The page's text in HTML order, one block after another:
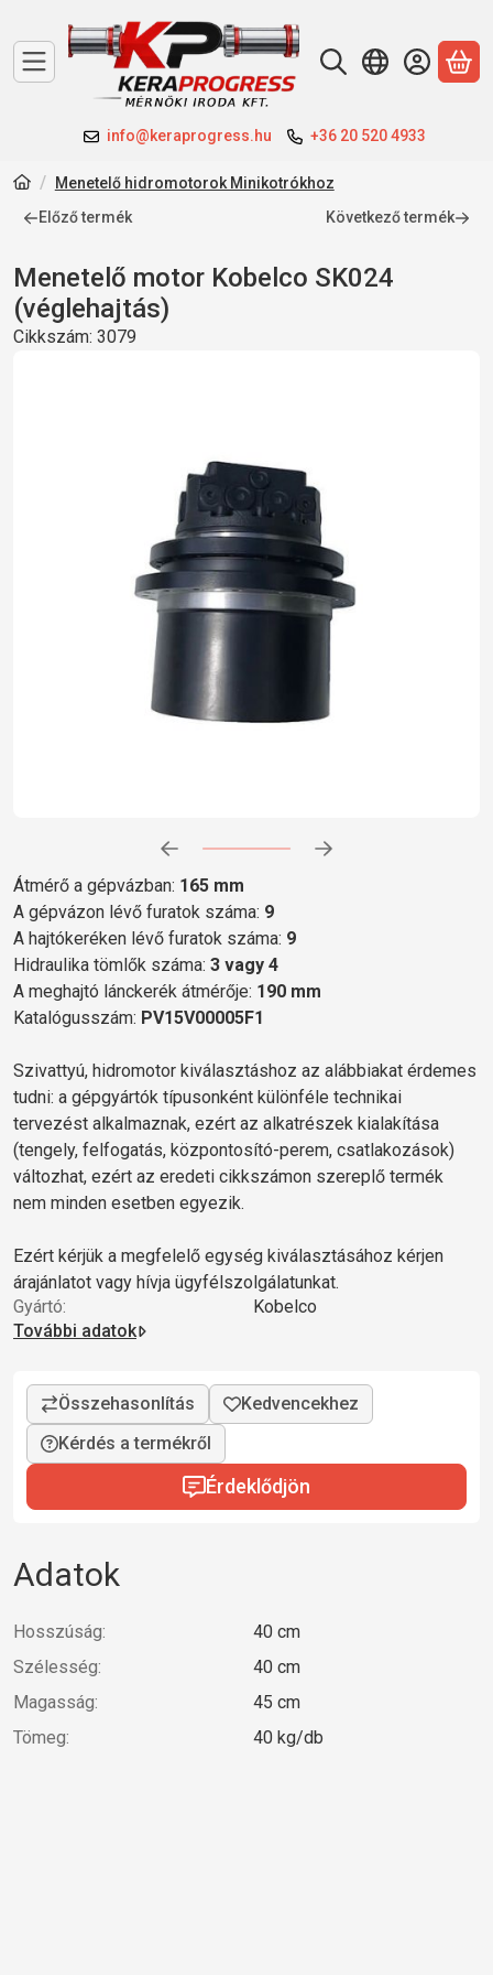
info@keraprogress.hu +36 20 520 4933
A
Menetelő hidromotorok Minikotrókhoz
Előző termék
Következő termék
Menetelő motor Kobelco SK024
(véglehajtás)
Cikkszám: 3079
Átmérő a gépvázban: 165 mm
A gépvázon lévő furatok száma: 9
A hajtókeréken lévő furatok száma: 9
Hidraulika tömlők száma: 3 vagy 4
A meghajtó lánckerék átmérője: 190 mm
Katalógusszám: PV15V00005F1
Szivattyú, hidromotor kiválasztáshoz az alábbiakat érdemes
tudni: a gépgyártók típusonként különféle technikai
tervezést alkalmaznak, ezért az alkatrészek kialakítása
(tengely, felfogatás, központosító-perem, csatlakozások)
változhat, ezért az eredeti cikkszámon szereplő termék
nem minden esetben egyezik.
Ezért kérjük a megfelelő egység kiválasztásához kérjen
árajánlatot vagy hívja ügyfélszolgálatunkat.
Gyártó:
Kobelco
További adatok
Kérdés a termékről
Érdeklődjön
Adatok
Hosszúság:
40 cm
Szélesség:
40 cm
Magasság:
45 cm
Tömeg:
40 kg/db